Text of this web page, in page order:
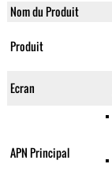
Nom du Produit
Produit
Ecran
APN Principal